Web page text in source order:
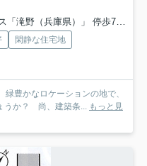
滝野（兵庫県）」 停歩72分
閑静な住宅地
緑豊かなロケーションの地で、
うか？ 尚、建築条... もっと見